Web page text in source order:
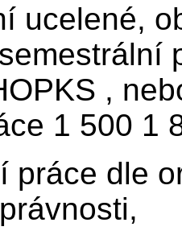
ucelené,
,
1 500 1
práce dle